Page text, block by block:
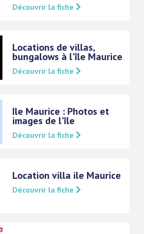
Découvrir la fiche
Locations de villas,
bungalows à l'île Maurice
Découvrir la fiche
Ile Maurice : Photos et
images de l'île
Découvrir la fiche
Location villa ile Maurice
Découvrir la fiche